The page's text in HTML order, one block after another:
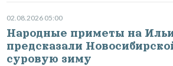
02.08.2026 05:00
Народные приметы на
предсказали
суровую зиму